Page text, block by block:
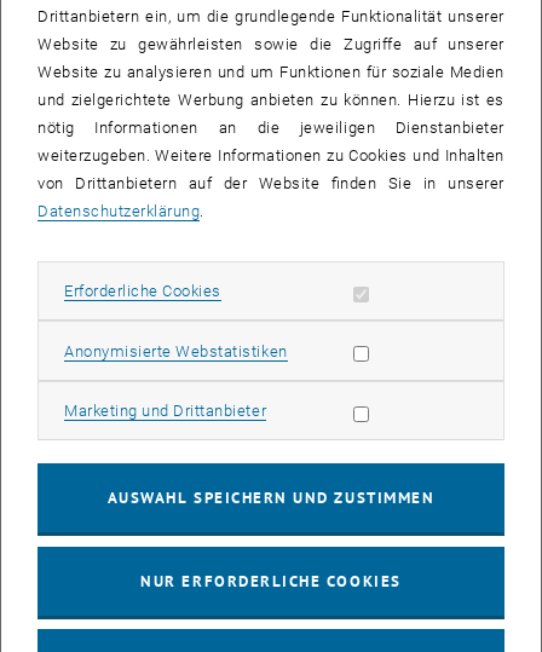
Subseiten von Institute
Subseiten von
Subseiten von Studium
Subseiten von
Subseiten von fem*cee
Studium Umweltingenieurwesen
Die fächerübergreifende Ausbildung im Bereich des
Umweltingenieurwesens befähigt Absolvent_innen dazu,
Ressourcennutzung sowie Kreislaufschließung im privaten wie
Wasserwirtschaft, dem Ressourcenmanagement, der
Drittanbietern ein, um die grundlegende Funktionalität unserer
Website zu gewährleisten sowie die Zugriffe auf unserer
Website zu analysieren und um Funktionen für soziale Medien
und zielgerichtete Werbung anbieten zu können. Hierzu ist es
nötig Informationen an die jeweiligen Dienstanbieter
weiterzugeben. Weitere Informationen zu Cookies und Inhalten
von Drittanbietern auf der Website finden Sie in unserer
Datenschutzerklärung
Erforderliche Cookies Erforderliche Cookies zulassen
Anonymisierte WebstatistikenStatistik Cookies zulassen
Marketing und DrittanbieterMarketing Cookies zulassen
AUSWAHL SPEICHERN UND ZUSTIMMEN
NUR ERFORDERLICHE COOKIES